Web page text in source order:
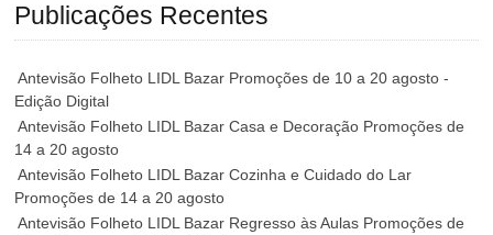
Publicações Recentes
Antevisão Folheto LIDL Bazar Promoções de 10 a 20 agosto -
Edição Digital
Antevisão Folheto LIDL Bazar Casa e Decoração Promoções de
14 a 20 agosto
Antevisão Folheto LIDL Bazar Cozinha e Cuidado do Lar
Promoções de 14 a 20 agosto
Antevisão Folheto LIDL Bazar Regresso às Aulas Promoções de